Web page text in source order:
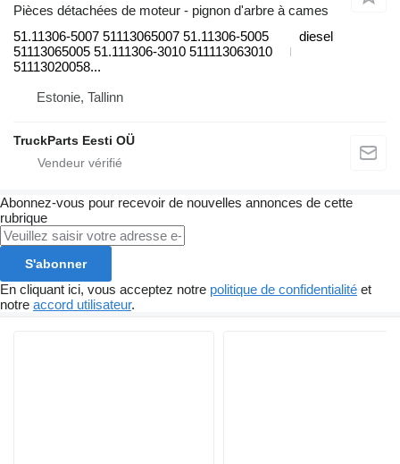
Pièces détachées de moteur - pignon d'arbre à cames
51.11306-5007 51113065007 51.11306-5005
51113065005 51.111306-3010 511113063010
51113020058...
diesel
Estonie, Tallinn
TruckParts Eesti OÜ
Abonnez-vous pour recevoir de nouvelles annonces de cette
rubrique
S'abonner
En cliquant ici, vous acceptez notre politique de confidentialité et
notre accord utilisateur.